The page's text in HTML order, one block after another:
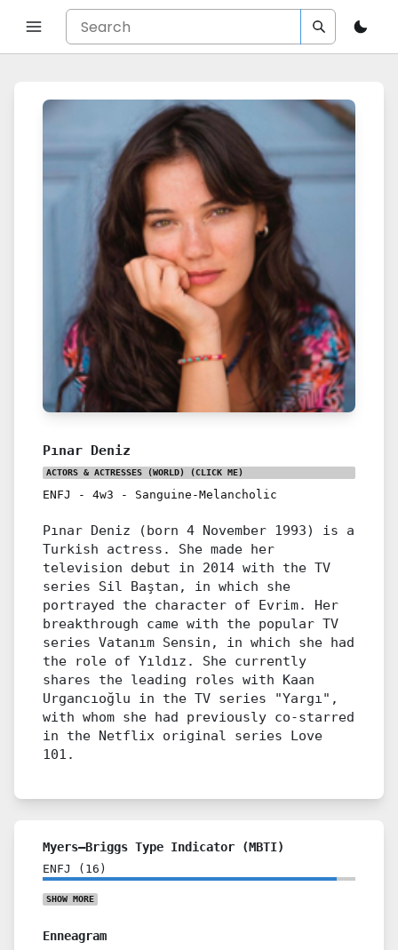
Pınar Deniz
ACTORS & ACTRESSES (WORLD) (CLICK ME)
ENFJ - 4w3 - Sanguine-Melancholic
Pınar Deniz (born 4 November 1993) is a
Turkish actress. She made her
television debut in 2014 with the TV
series Sil Baştan, in which she
portrayed the character of Evrim. Her
breakthrough came with the popular TV
series Vatanım Sensin, in which she had
the role of Yıldız. She currently
shares the leading roles with Kaan
Urgancıoğlu in the TV series "Yargı",
with whom she had previously co-starred
in the Netflix original series Love
101.
Myers–Briggs Type Indicator (MBTI)
ENFJ ( 16 )
SHOW MORE
Enneagram